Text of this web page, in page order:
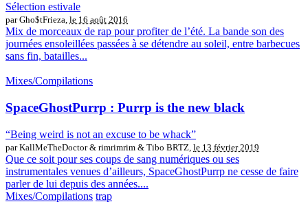
Sélection estivale
par Gho$tFrieza, le 16 août 2016
Mix de morceaux de rap pour profiter de l’été. La bande son des
journées ensoleillées passées à se détendre au soleil, entre barbecues
sans fin, batailles...
Mixes/Compilations
SpaceGhostPurrp : Purrp is the new black
“Being weird is not an excuse to be whack”
par KallMeTheDoctor & rimrimrim & Tibo BRTZ, le 13 février 2019
Que ce soit pour ses coups de sang numériques ou ses
instrumentales venues d’ailleurs, SpaceGhostPurrp ne cesse de faire
parler de lui depuis des années....
Mixes/Compilations trap